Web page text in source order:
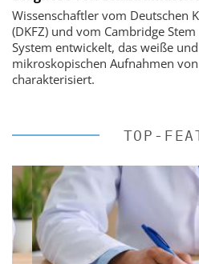
Wissenschaftler vom Deutschen
(DKFZ) und vom Cambridge
System entwickelt, das weiße
mikroskopischen Aufnahmen
charakterisiert.
TOP-